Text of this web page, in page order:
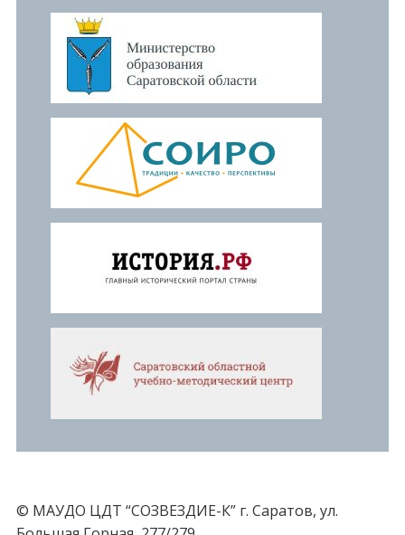
© МАУДО ЦДТ “СОЗВЕЗДИЕ-К” г. Саратов, ул.